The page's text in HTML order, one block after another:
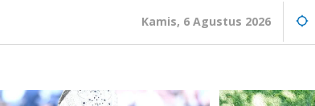
Kamis, 6 Agustus 2026